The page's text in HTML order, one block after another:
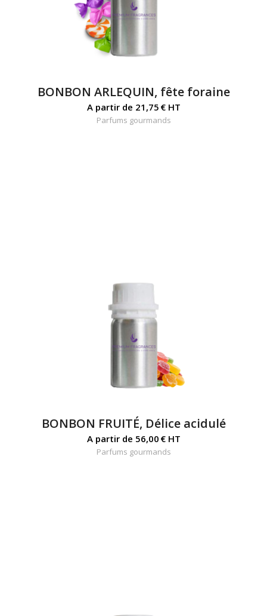
BONBON ARLEQUIN, fête foraine
A partir de 21,75 €HT
Parfums gourmands
BONBON FRUITÉ, Délice acidulé
A partir de 56,00 €HT
Parfums gourmands